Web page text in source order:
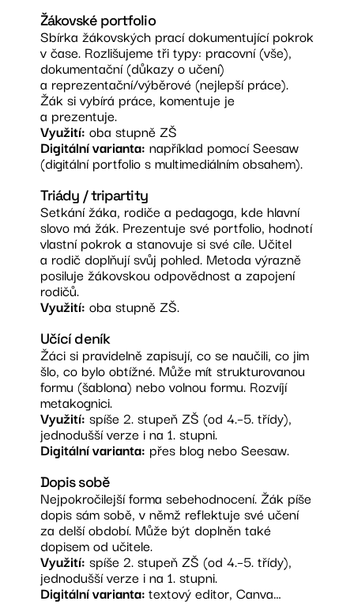
Žákovské portfolio
Sbírka žákovských prací dokumentující pokrok
v čase. Rozlišujeme tři typy: pracovní (vše),
dokumentační (důkazy o učení)
a reprezentační/výběrové (nejlepší práce).
Žák si vybírá práce, komentuje je
a prezentuje.
Využití: oba stupně ZŠ
Digitální varianta: například pomocí Seesaw
(digitální portfolio s multimediálním obsahem).
Triády / tripartity
Setkání žáka, rodiče a pedagoga, kde hlavní
slovo má žák. Prezentuje své portfolio, hodnotí
vlastní pokrok a stanovuje si své cíle. Učitel
a rodič doplňují svůj pohled. Metoda výrazně
posiluje žákovskou odpovědnost a zapojení
rodičů.
Využití: oba stupně ZŠ.
Učící deník
Žáci si pravidelně zapisují, co se naučili, co jim
šlo, co bylo obtížné. Může mít strukturovanou
formu (šablona) nebo volnou formu. Rozvíjí
metakognici.
Využití:spíše 2. stupeň ZŠ (od 4.–5. třídy),
jednodušší verze i na 1. stupni.
Digitální varianta: přes blog nebo Seesaw.
Dopis sobě
Nejpokročilejší forma sebehodnocení. Žák píše
dopis sám sobě, v němž reflektuje své učení
za delší období. Může být doplněn také
dopisem od učitele.
Využití: spíše 2. stupeň ZŠ (od 4.–5. třídy),
jednodušší verze i na 1. stupni.
Digitální varianta:textový editor, Canva…